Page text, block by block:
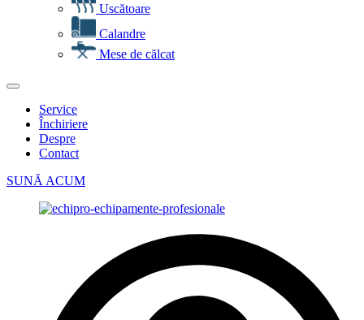
Uscătoare
Calandre
Mese de călcat
Service
Închiriere
Despre
Contact
SUNĂ ACUM